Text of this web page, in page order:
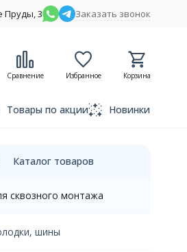
Пруды, 3 Заказать звонок
Сравнение Избранное Корзина
Товары по акции Новинки
Каталог товаров
сквозного монтажа
шины